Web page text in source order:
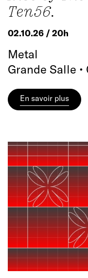
Ten56.
02.10.26 / 20h
Metal
Grande Salle
En savoir plus